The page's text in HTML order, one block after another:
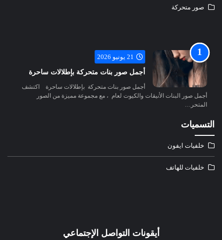
صور متحركة
21 يونيو 2026
أجمل صور بنات متحركة بإطلالات ساحرة
أجمل صور بنات متحركة بإطلالات ساحرة اكتشف
أجمل صور البنات الأنيقات والكيوت لعام ، مع مجموعة مميزة من الصور
المتحر…
التسميات
خلفيات ايفون
خلفيات للهاتف
أيقونات التواصل الإجتماعي